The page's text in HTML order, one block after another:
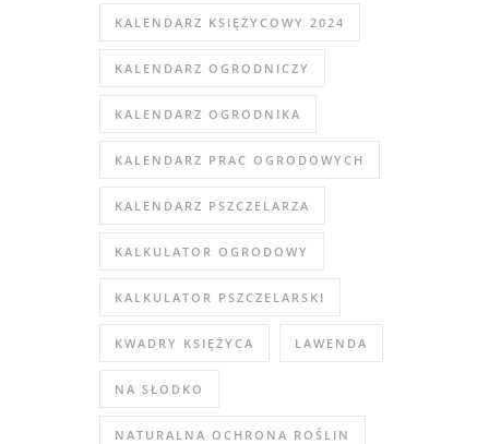
KALENDARZ KSIĘŻYCOWY 2024
KALENDARZ OGRODNICZY
KALENDARZ OGRODNIKA
KALENDARZ PRAC OGRODOWYCH
KALENDARZ PSZCZELARZA
KALKULATOR OGRODOWY
KALKULATOR PSZCZELARSKI
KWADRY KSIĘŻYCA LAWENDA
NA SŁODKO
NATURALNA OCHRONA ROŚLIN